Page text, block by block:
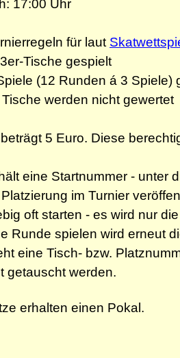
17:00 Uhr
für laut
Tische gespielt
(12 Runden á 3 Spiele)
werden nicht gewertet
5 Euro. Diese
eine Startnummer - unter
im Turnier
oft starten - es wird nur
Runde spielen wird erneut
eine Tisch- bzw.
getauscht werden.
erhalten einen Pokal.